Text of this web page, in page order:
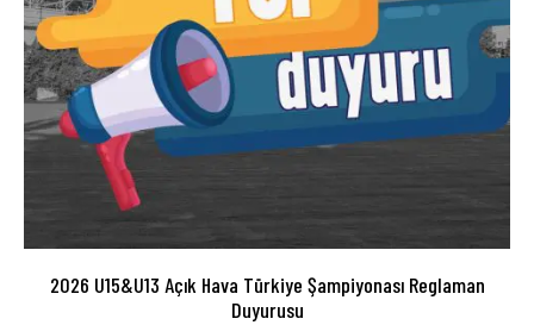
2026 U15&U13 Açık Hava Türkiye Şampiyonası Reglaman
Duyurusu